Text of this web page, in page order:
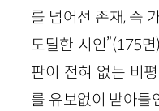
를 넘어선 존재, 즉
도달한 시인”(175
판이 전혀 없는 비
를 유보없이 받아들